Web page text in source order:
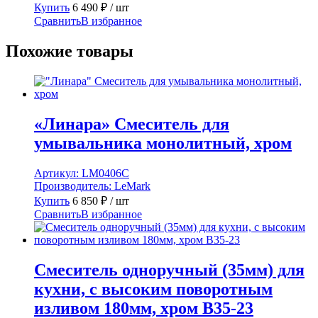
Купить 6 490 ₽ / шт
СравнитьВ избранное
Похожие товары
«Линара» Смеситель для
умывальника монолитный, хром
Артикул: LM0406C
Производитель: LeMark
Купить 6 850 ₽ / шт
СравнитьВ избранное
Смеситель одноручный (35мм) для
кухни, с высоким поворотным
изливом 180мм, хром B35-23